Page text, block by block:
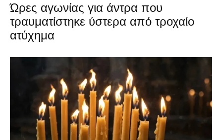
Ώρες αγωνίας για άντρα που
τραυματίστηκε ύστερα από τροχαίο
ατύχημα